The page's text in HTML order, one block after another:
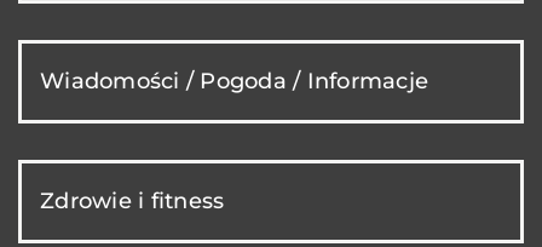
Wiadomości / Pogoda / Informacje
Zdrowie i fitness